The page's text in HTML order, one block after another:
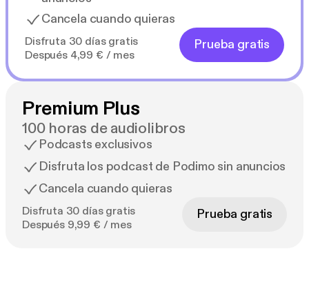
Cancela cuando quieras
Disfruta 30 días gratis
Después 4,99 € / mes
Prueba gratis
Premium Plus
100 horas de audiolibros
Podcasts exclusivos
Disfruta los podcast de Podimo sin anuncios
Cancela cuando quieras
Disfruta 30 días gratis
Después 9,99 € / mes
Prueba gratis